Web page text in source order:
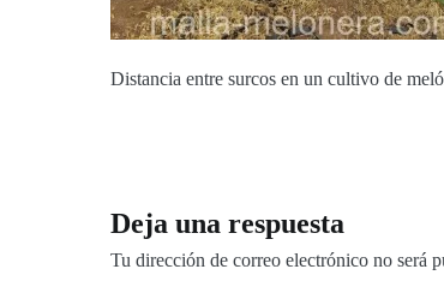
Distancia entre surcos en un cultivo de
Deja una respuesta
Tu dirección de correo electrónico no será